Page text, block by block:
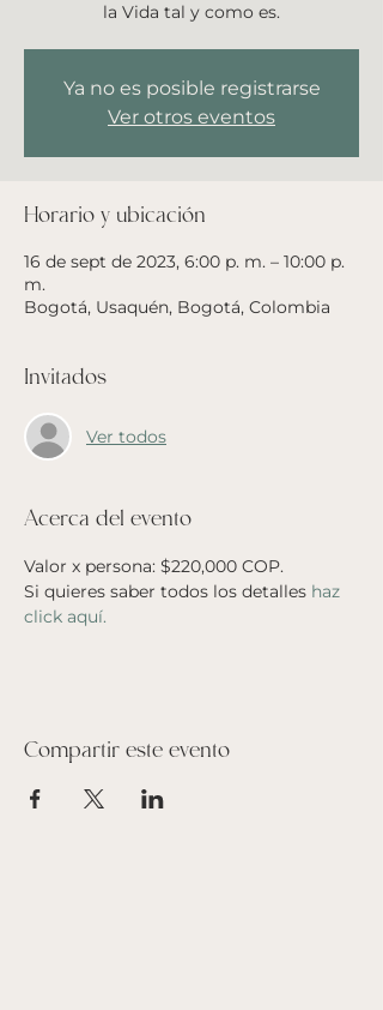
la Vida tal y como es.
Ya no es posible registrarse
Ver otros eventos
Horario y ubicación
16 de sept de 2023, 6:00 p. m. – 10:00 p.
m.
Bogotá, Usaquén, Bogotá, Colombia
Invitados
Ver todos
Acerca del evento
Valor x persona: $220,000 COP.
Si quieres saber todos los detalles haz
click aquí.
Compartir este evento